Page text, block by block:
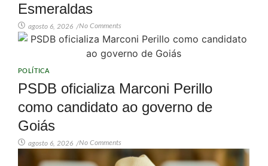
Esmeraldas
agosto 6, 2026 /No Comments
POLÍTICA
PSDB oficializa Marconi Perillo
como candidato ao governo de
Goiás
agosto 6, 2026 /No Comments